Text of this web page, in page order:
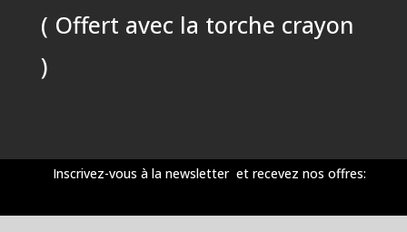
( Offert avec la torche crayon
)
Inscrivez-vous à la newsletter et recevez nos offres: